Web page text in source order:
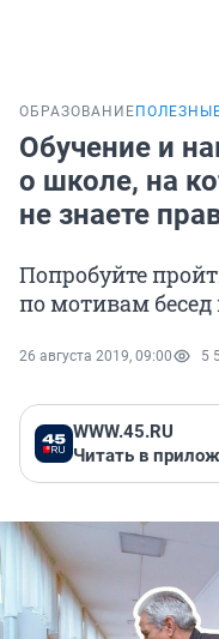
ОБРАЗОВАНИЕ
Обучение и
о школе, на
не знаете
Попробуйте
по мотивам бесед
26 августа 2019, 09:00 5
WWW.45.RU
Читать в